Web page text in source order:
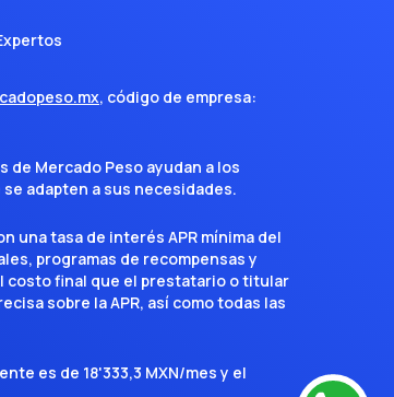
, código de empresa:
Mercado Peso ayudan a los
adapten a sus necesidades.
una tasa de interés APR mínima del
programas de recompensas y
costo final que el prestatario o titular
sobre la APR, así como todas las
es de 18'333,3 MXN/mes y el